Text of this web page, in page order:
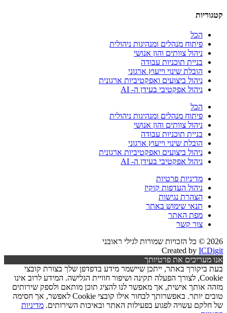
קטגוריות
הכל
פיתוח מנהלים ומנהיגות ניהולית
ניהול צוותים והון אנושי
בניית תוכניות עבודה
הובלת שינוי וייעוץ ארגוני
ניהול ביצועים ואפקטיביות ארגונית
ניהול אפקטיבי בעידן ה- AI
הכל
פיתוח מנהלים ומנהיגות ניהולית
ניהול צוותים והון אנושי
בניית תוכניות עבודה
הובלת שינוי וייעוץ ארגוני
ניהול ביצועים ואפקטיביות ארגונית
ניהול אפקטיבי בעידן ה- AI
מדיניות פרטיות
ניהול העדפות קוקיז
הצהרת נגישות
תנאי שימוש באתר
מפת האתר
צור קשר
2026 © כל הזכויות שמורות לגילי ראובני
Created by ICDigit
אנו מעריכים את פרטיותך
בעת ביקורך באתר, ייתכן שיישמר מידע בדפדפן שלך בצורת קובצי
Cookie, לצורך הפעלה תקינה ושיפור חוויית הגלישה. המידע לרוב אינו
מזהה אותך אישית, אך מאפשר לנו להציג תוכן מותאם ולספק שירותים
טובים יותר. באפשרותך לבחור אילו קובצי Cookie לאפשר, אך חסימה
של חלקם עשויה לפגוע בפעילות האתר ובאיכות השירותים. מדיניות